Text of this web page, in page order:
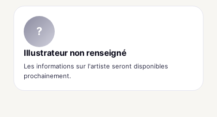
?
Illustrateur non renseigné
Les informations sur l'artiste seront disponibles
prochainement.